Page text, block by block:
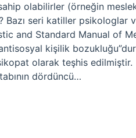
olabilirler (örneğin
Bazı seri katiller psikologlar
and Standard Manual of
kişilik bozukluğu”dur
olarak teşhis edilmiştir.
dördüncü…